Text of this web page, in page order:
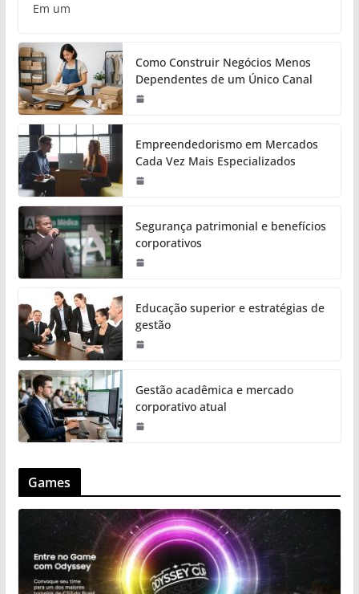
Em um
Como Construir Negócios Menos
Dependentes de um Único Canal
Empreendedorismo em Mercados
Cada Vez Mais Especializados
Segurança patrimonial e benefícios
corporativos
Educação superior e estratégias de
gestão
Gestão acadêmica e mercado
corporativo atual
Games